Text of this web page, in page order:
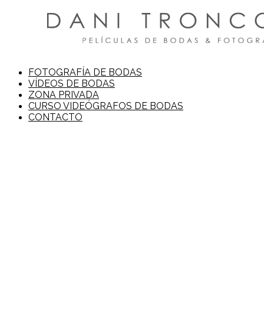
FOTOGRAFÍA DE BODAS
VÍDEOS DE BODAS
ZONA PRIVADA
CURSO VIDEÓGRAFOS DE BODAS
CONTACTO